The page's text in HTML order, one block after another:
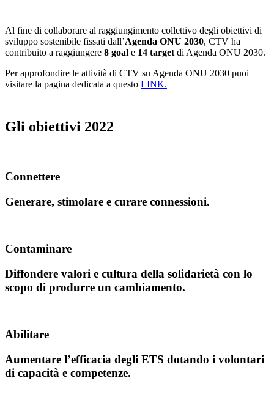
Al fine di collaborare al raggiungimento collettivo degli obiettivi di
sviluppo sostenibile fissati dall’Agenda ONU 2030, CTV ha
contribuito a raggiungere 8 goal e 14 targetdi Agenda ONU 2030.
Per approfondire le attività di CTV su Agenda ONU 2030 puoi
visitare la pagina dedicata a questo LINK.
Gli obiettivi 2022
Connettere
Generare, stimolare e curare connessioni.
Contaminare
Diffondere valori e cultura della solidarietà con lo
scopo di produrre un cambiamento.
Abilitare
Aumentare l’efficacia degli ETS dotando i volontari
di capacità e competenze.